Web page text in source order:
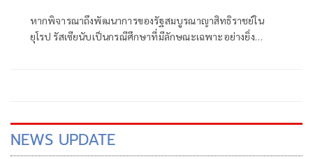
หากพิจารณาถึงพัฒนาการของรัฐสมบูรณาญาสิทธิราชย์ใน
ยุโรป รัสเซียนับเป็นกรณีศึกษาที่มีลักษณะเฉพาะอย่างยิ่ง
NEWS UPDATE